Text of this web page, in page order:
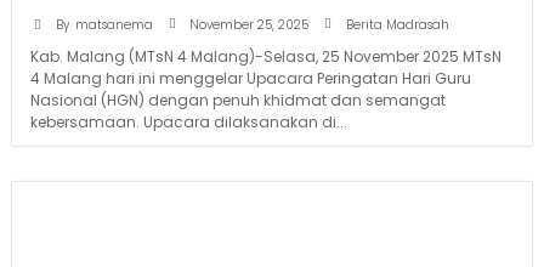
By matsanema November 25, 2025 Berita Madrasah
Kab. Malang (MTsN 4 Malang)-Selasa, 25 November 2025 MTsN
4 Malang hari ini menggelar Upacara Peringatan Hari Guru
Nasional (HGN) dengan penuh khidmat dan semangat
kebersamaan. Upacara dilaksanakan di...